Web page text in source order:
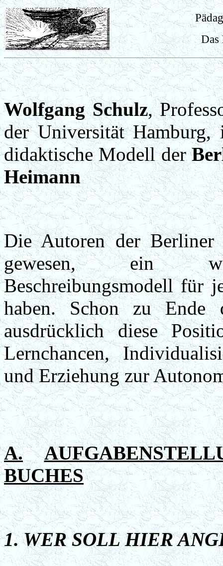
Das
Wolfgang Schulz,
der Universität Hamburg,
didaktische Modell der
Heimann
Die Autoren der Berliner
gewesen, ein
Beschreibungsmodell für
haben. Schon zu Ende
ausdrücklich diese
Lernchancen,
und Erziehung zur
A.
BUCHES
1. WER SOLL HIER